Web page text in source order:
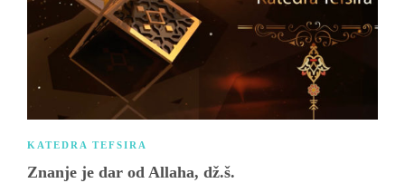
KATEDRA TEFSIRA
Znanje je dar od Allaha, dž.š.